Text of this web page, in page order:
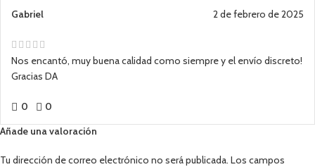
Gabriel 2 de febrero de 2025
Nos encantó, muy buena calidad como siempre y el envío discreto!
Gracias DA
0
0
Añade una valoración
Tu dirección de correo electrónico no será publicada. Los campos